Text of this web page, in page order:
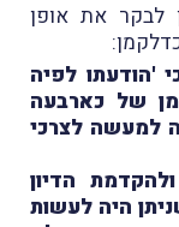
לבקר את אופן
21 לסיכומיו כי 'הודעתו לפיה
של כארבעה
למעשה לצרכי
הדיון
היה לעשות